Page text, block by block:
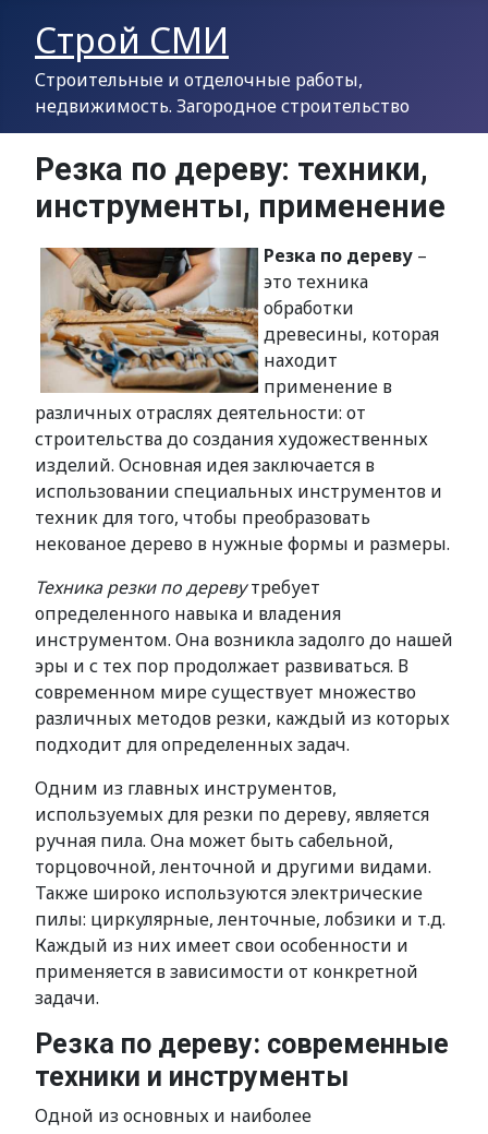
Строй СМИ
Строительные и отделочные работы,
недвижимость. Загородное строительство
Резка по дереву: техники,
инструменты, применение
Резка по дереву –
это техника
обработки
древесины, которая
находит
применение в
различных отраслях деятельности: от
строительства до создания художественных
изделий. Основная идея заключается в
использовании специальных инструментов и
техник для того, чтобы преобразовать
некованое дерево в нужные формы и размеры.
Техника резки по деревутребует
определенного навыка и владения
инструментом. Она возникла задолго до нашей
эры и с тех пор продолжает развиваться. В
современном мире существует множество
различных методов резки, каждый из которых
подходит для определенных задач.
Одним из главных инструментов,
используемых для резки по дереву, является
ручная пила. Она может быть сабельной,
торцовочной, ленточной и другими видами.
Также широко используются электрические
пилы: циркулярные, ленточные, лобзики и т.д.
Каждый из них имеет свои особенности и
применяется в зависимости от конкретной
задачи.
Резка по дереву: современные
техники и инструменты
Одной из основных и наиболее